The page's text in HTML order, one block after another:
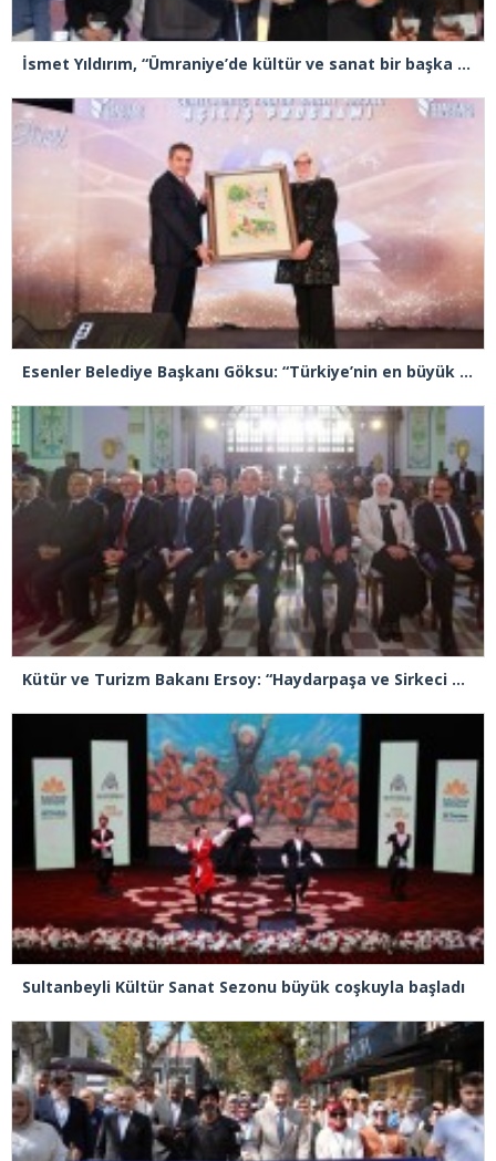
İsmet Yıldırım, “Ümraniye’de kültür ve sanat bir başka yaşanıyor”
Esenler Belediye Başkanı Göksu: “Türkiye’nin en büyük kütüphanelerinden bir tanesine Cemil Meriç ismini vereceğiz”
Kütür ve Turizm Bakanı Ersoy: “Haydarpaşa ve Sirkeci Garı bizlere Sultan 2. Abdülhamid’in mirası ve emaneti”
Sultanbeyli Kültür Sanat Sezonu büyük coşkuyla başladı